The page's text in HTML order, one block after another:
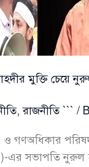
মুক্তি চেয়ে
,রাজনীতি ``` /
ও গণঅধিকার
এর সভাপতি নুরুল